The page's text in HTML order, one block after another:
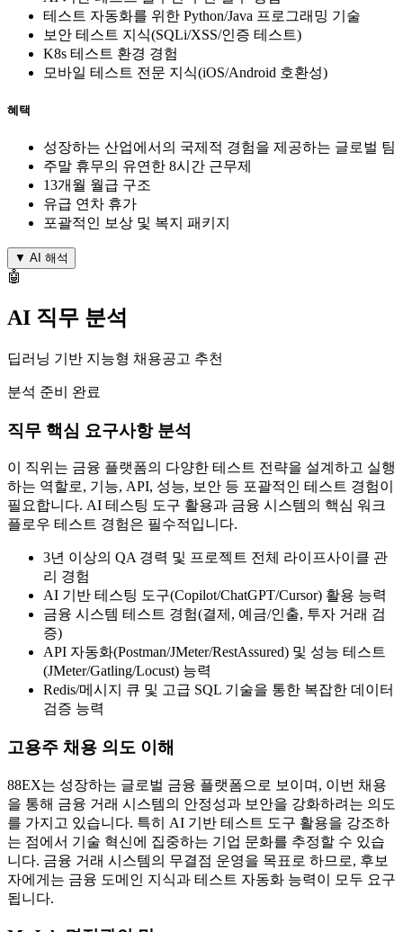
테스트 자동화를 위한 Python/Java 프로그래밍 기술
보안 테스트 지식(SQLi/XSS/인증 테스트)
K8s 테스트 환경 경험
모바일 테스트 전문 지식(iOS/Android 호환성)
혜택
성장하는 산업에서의 국제적 경험을 제공하는 글로벌 팀
주말 휴무의 유연한 8시간 근무제
13개월 월급 구조
유급 연차 휴가
포괄적인 보상 및 복지 패키지
▼ AI 해석
🤖
AI 직무 분석
딥러닝 기반 지능형 채용공고 추천
분석 준비 완료
직무 핵심 요구사항 분석
이 직위는 금융 플랫폼의 다양한 테스트 전략을 설계하고 실행
하는 역할로, 기능, API, 성능, 보안 등 포괄적인 테스트 경험이
필요합니다. AI 테스팅 도구 활용과 금융 시스템의 핵심 워크
플로우 테스트 경험은 필수적입니다.
3년 이상의 QA 경력 및 프로젝트 전체 라이프사이클 관
리 경험
AI 기반 테스팅 도구(Copilot/ChatGPT/Cursor) 활용 능력
금융 시스템 테스트 경험(결제, 예금/인출, 투자 거래 검
증)
API 자동화(Postman/JMeter/RestAssured) 및 성능 테스트
(JMeter/Gatling/Locust) 능력
Redis/메시지 큐 및 고급 SQL 기술을 통한 복잡한 데이터
검증 능력
고용주 채용 의도 이해
88EX는 성장하는 글로벌 금융 플랫폼으로 보이며, 이번 채용
을 통해 금융 거래 시스템의 안정성과 보안을 강화하려는 의도
를 가지고 있습니다. 특히 AI 기반 테스트 도구 활용을 강조하
는 점에서 기술 혁신에 집중하는 기업 문화를 추정할 수 있습
니다. 금융 거래 시스템의 무결점 운영을 목표로 하므로, 후보
자에게는 금융 도메인 지식과 테스트 자동화 능력이 모두 요구
됩니다.